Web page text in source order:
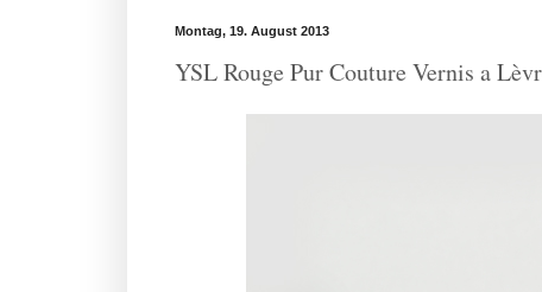
Montag, 19. August 2013
YSL Rouge Pur Couture Vernis a